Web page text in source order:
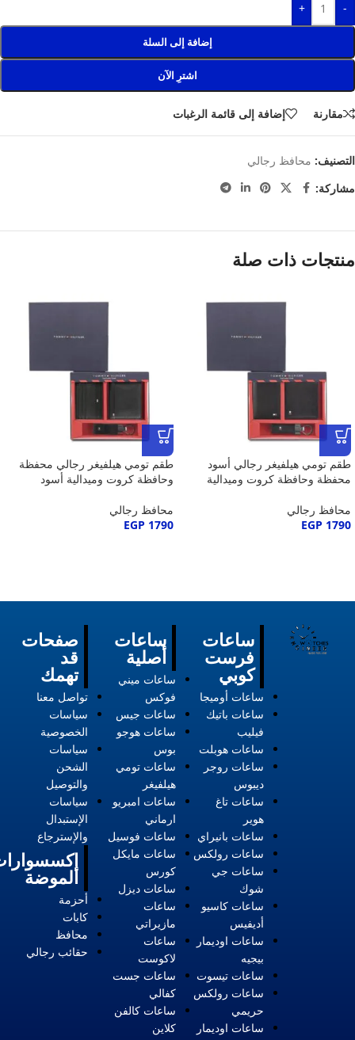
-
+
إضافة إلى السلة
اشترِ الآن
مقارنة إضافة إلى قائمة الرغبات
التصنيف: محافظ رجالي
مشاركة:
منتجات ذات صلة
طقم تومي هيلفيغر رجالي أسود
محفظة وحافظة كروت وميدالية
محافظ رجالي
EGP 1790
طقم تومي هيلفيغر رجالي محفظة
وحافظة كروت وميدالية أسود
محافظ رجالي
EGP 1790
صفحات
قد
تهمك
تواصل معنا
سياسات
الخصوصية
سياسات
الشحن
والتوصيل
سياسات
الإستبدال
والإسترجاع
الموضة
أحزمة
كابات
محافظ
حقائب رجالي
ساعات
أصلية
ساعات ميني
فوكس
ساعات جيس
ساعات هوجو
بوس
ساعات تومي
هيلفيغر
ساعات امبريو
ارماني
ساعات فوسيل
ساعات مايكل
كورس
ساعات ديزل
ساعات
مازيراتي
ساعات
لاكوست
ساعات جست
كفالي
ساعات كالفن
كلاين
ساعات
فرست
كوبي
ساعات أوميجا
ساعات باتيك
فيليب
ساعات هوبلت
ساعات روجر
ديبوس
ساعات تاغ
هوير
ساعات بانيراي
ساعات رولكس
ساعات جي
شوك
ساعات كاسيو
أديفيس
ساعات اوديمار
بيجيه
ساعات تيسوت
ساعات رولكس
حريمي
ساعات اوديمار